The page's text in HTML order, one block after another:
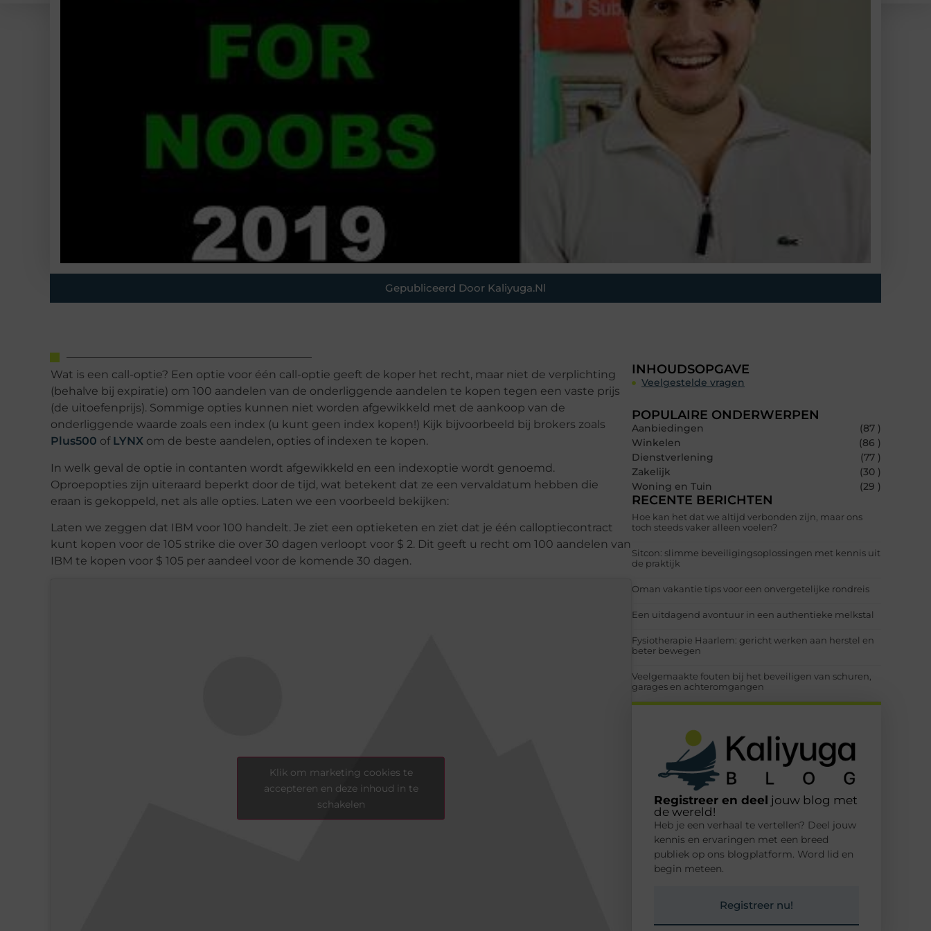
Gepubliceerd Door Kaliyuga.nl
Wat is een call-optie? Een optie voor één call-optie geeft de koper het recht, maar niet de verplichting
(behalve bij expiratie) om 100 aandelen van de onderliggende aandelen te kopen tegen een vaste prijs
(de uitoefenprijs). Sommige opties kunnen niet worden afgewikkeld met de aankoop van de
onderliggende waarde zoals een index (u kunt geen index kopen!) Kijk bijvoorbeeld bij brokers zoals
Plus500 of LYNX om de beste aandelen, opties of indexen te kopen.
In welk geval de optie in contanten wordt afgewikkeld en een indexoptie wordt genoemd.
Oproepopties zijn uiteraard beperkt door de tijd, wat betekent dat ze een vervaldatum hebben die
eraan is gekoppeld, net als alle opties. Laten we een voorbeeld bekijken:
Laten we zeggen dat IBM voor 100 handelt. Je ziet een optieketen en ziet dat je één calloptiecontract
kunt kopen voor de 105 strike die over 30 dagen verloopt voor $ 2. Dit geeft u recht om 100 aandelen van
IBM te kopen voor $ 105 per aandeel voor de komende 30 dagen.
Klik om marketing cookies te
accepteren en deze inhoud in te
schakelen
INHOUDSOPGAVE
Veelgestelde vragen
POPULAIRE ONDERWERPEN
Aanbiedingen
(87 )
Winkelen
(86 )
Dienstverlening
(77 )
Zakelijk
(30 )
Woning en Tuin
(29 )
RECENTE BERICHTEN
Hoe kan het dat we altijd verbonden zijn, maar ons
toch steeds vaker alleen voelen?
Sitcon: slimme beveiligingsoplossingen met kennis uit
de praktijk
Oman vakantie tips voor een onvergetelijke rondreis
Een uitdagend avontuur in een authentieke melkstal
Fysiotherapie Haarlem: gericht werken aan herstel en
beter bewegen
Veelgemaakte fouten bij het beveiligen van schuren,
garages en achteromgangen
Registreer en deel jouw blog met
de wereld!
Heb je een verhaal te vertellen? Deel jouw
kennis en ervaringen met een breed
publiek op ons blogplatform. Word lid en
begin meteen.
Registreer nu!